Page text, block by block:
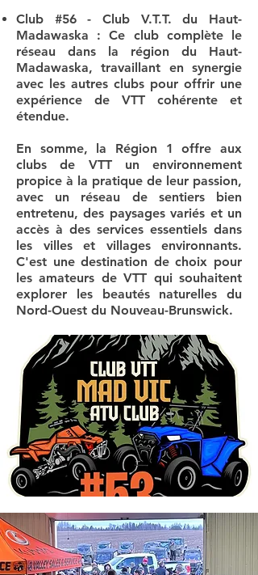
Club #56 - Club V.T.T. du Haut-
Madawaska : Ce club complète le
réseau dans la région du Haut-
Madawaska, travaillant en synergie
avec les autres clubs pour offrir une
expérience de VTT cohérente et
étendue.
En somme, la Région 1 offre aux
clubs de VTT un environnement
propice à la pratique de leur passion,
avec un réseau de sentiers bien
entretenu, des paysages variés et un
accès à des services essentiels dans
les villes et villages environnants.
C'est une destination de choix pour
les amateurs de VTT qui souhaitent
explorer les beautés naturelles du
Nord-Ouest du Nouveau-Brunswick.